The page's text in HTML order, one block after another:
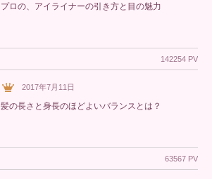
プロの、アイライナーの引き方と目の魅力
142254 PV
2017年7月11日
髪の長さと身長のほどよいバランスとは？
63567 PV